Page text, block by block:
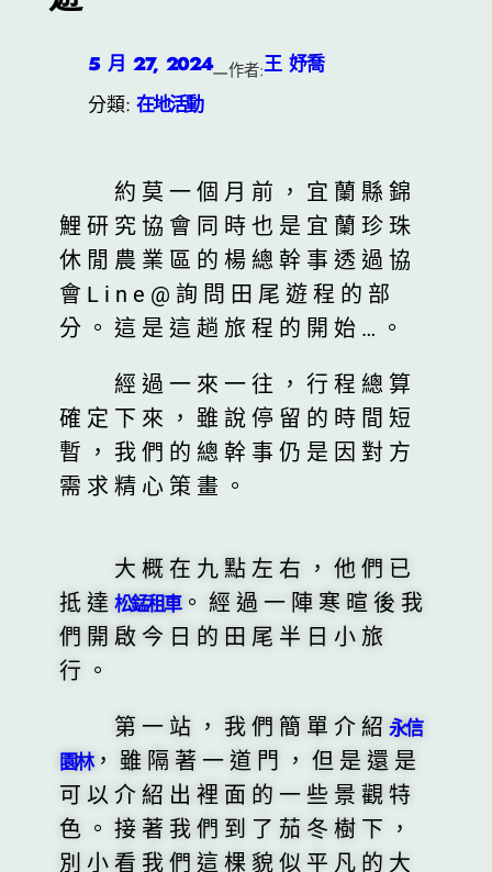
5 月 27, 2024—作者:王 妤喬
分類: 在地活動
約莫一個月前，宜蘭縣錦
鯉研究協會同時也是宜蘭珍珠
休閒農業區的楊總幹事透過協
會Line@詢問田尾遊程的部
分。這是這趟旅程的開始…。
經過一來一往，行程總算
確定下來，雖說停留的時間短
暫，我們的總幹事仍是因對方
需求精心策畫。
大概在九點左右，他們已
抵達 松錳租車。經過一陣寒暄後我
們開啟今日的田尾半日小旅
行。
第一站，我們簡單介紹 永信
園林，雖隔著一道門，但是還是
可以介紹出裡面的一些景觀特
色。接著我們到了茄冬樹下，
別小看我們這棵貌似平凡的大